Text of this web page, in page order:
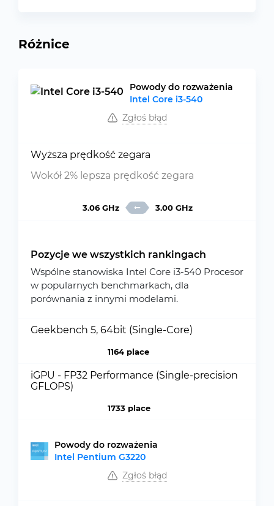
Różnice
Powody do rozważenia
Intel Core i3-540
Zgłoś błąd
Wyższa prędkość zegara
Wokół 2% lepsza prędkość zegara
3.06 GHz 3.00 GHz
Pozycje we wszystkich rankingach
Wspólne stanowiska Intel Core i3-540 Procesor
w popularnych benchmarkach, dla
porównania z innymi modelami.
Geekbench 5, 64bit (Single-Core)
1164 place
iGPU - FP32 Performance (Single-precision
GFLOPS)
1733 place
Powody do rozważenia
Intel Pentium G3220
Zgłoś błąd